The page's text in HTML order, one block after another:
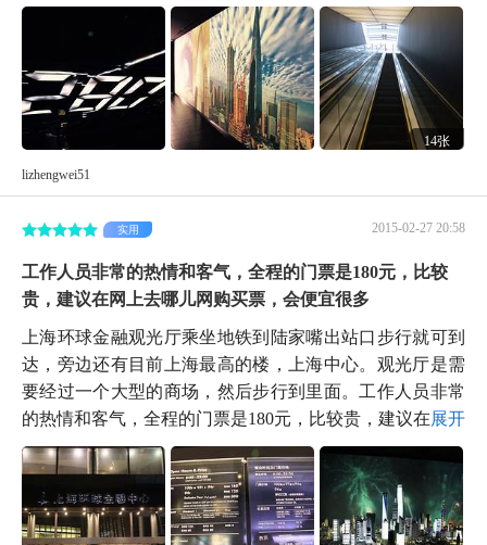
14张
lizhengwei51
2015-02-27 20:58
实用
工作人员非常的热情和客气，全程的门票是180元，比较
贵，建议在网上去哪儿网购买票，会便宜很多
上海环球金融观光厅乘坐地铁到陆家嘴出站口步行就可到
达，旁边还有目前上海最高的楼，上海中心。观光厅是需
要经过一个大型的商场，然后步行到里面。工作人员非常
的热情和客气，全程的门票是180元，比较贵，建议在...展开